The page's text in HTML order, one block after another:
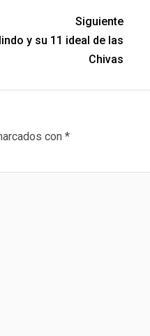
Siguiente
y su 11 ideal de las
Chivas
con *